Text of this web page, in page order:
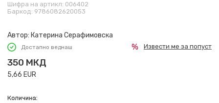
Шифра на артикл: 006402
Баркод: 9786082620053
Автор: Катерина Серафимовска
Достапно веднаш
350 МКД
5,66 EUR
Извести ме за попуст
Количина: